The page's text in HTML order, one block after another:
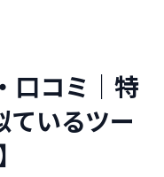
コミ｜特
いるツー